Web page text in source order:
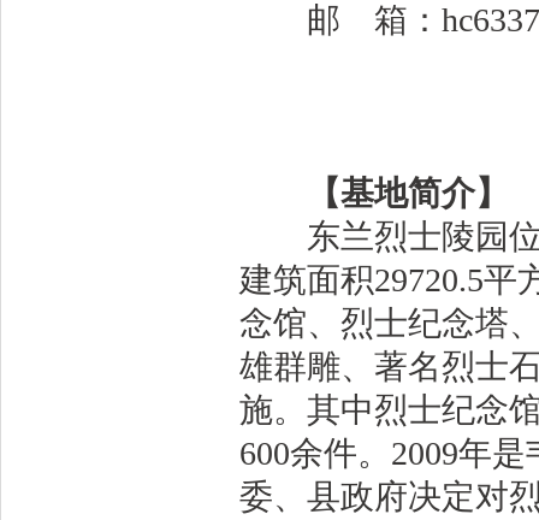
邮 箱：
【基地简介】
东兰烈士陵园位
建筑面积29720.5
念馆、烈士纪念塔
雄群雕、著名烈士
施。其中烈士纪念
600余件。2009年
委、县政府决定对